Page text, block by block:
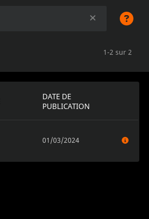
1-2 sur 2
DATE DE
PUBLICATION
01/03/2024